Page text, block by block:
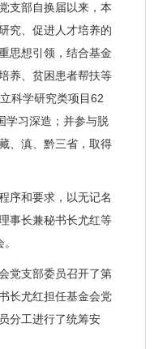
支部自换届以来，本
究、促进人才培养的
思想引领，结合基金
养、贫困患者帮扶等
科学研究类项目62
学习深造；并参与脱
、滇、黔三省，取得
和要求，以无记名
事长兼秘书长尤红等
支部委员召开了第
长尤红担任基金会党
分工进行了统筹安